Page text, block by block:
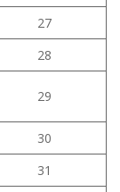
27
28
29
30
31